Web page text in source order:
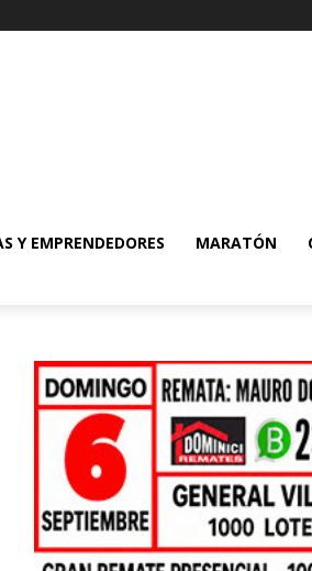
Y EMPRENDEDORES MARATÓN